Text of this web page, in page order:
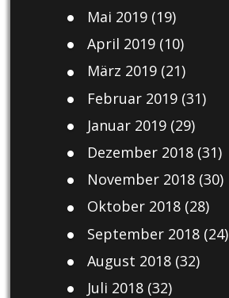
Mai 2019(19)
April 2019(10)
März 2019(21)
Februar 2019(31)
Januar 2019(29)
Dezember 2018(31)
November 2018(30)
Oktober 2018(28)
September 2018(24)
August 2018(32)
Juli 2018(32)